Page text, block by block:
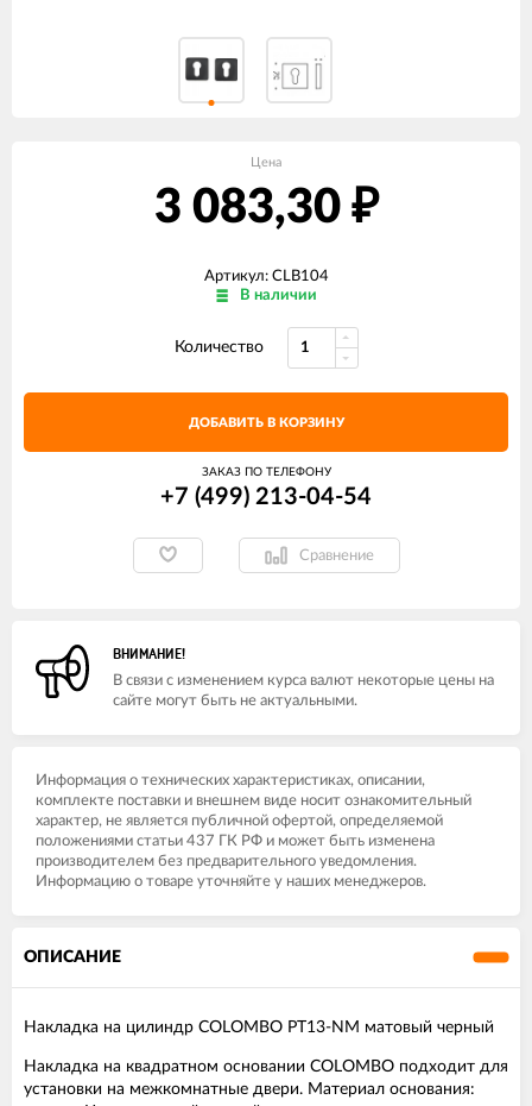
Цена
3 083,30 ₽
Артикул: CLB104
В наличии
Количество
ДОБАВИТЬ В КОРЗИНУ
ЗАКАЗ ПО ТЕЛЕФОНУ
+7 (499) 213-04-54​
Сравнение
ВНИМАНИЕ!
В связи с изменением курса валют некоторые цены на
сайте могут быть не актуальными.
Информация о технических характеристиках, описании,
комплекте поставки и внешнем виде носит ознакомительный
характер, не является публичной офертой, определяемой
положениями статьи 437 ГК РФ и может быть изменена
производителем без предварительного уведомления.
Информацию о товаре уточняйте у наших менеджеров.
ОПИСАНИЕ
Накладка на цилиндр COLOMBO PT13-NM матовый черный
Накладка на квадратном основании COLOMBO подходит для
установки на межкомнатные двери. Материал основания: